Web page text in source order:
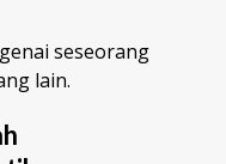
seseorang
lain.